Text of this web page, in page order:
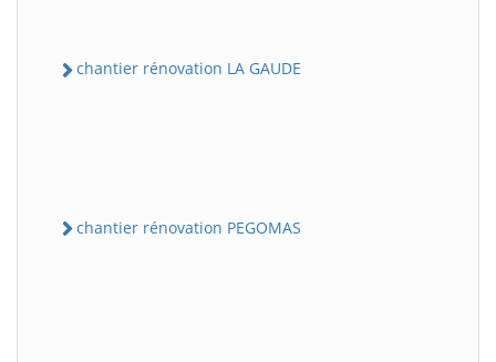
chantier rénovation LA GAUDE
chantier rénovation PEGOMAS